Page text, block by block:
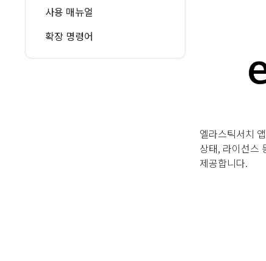
사용 매뉴얼
확장 명령어
엘라스틱서치
상태, 라이선스
제공합니다.